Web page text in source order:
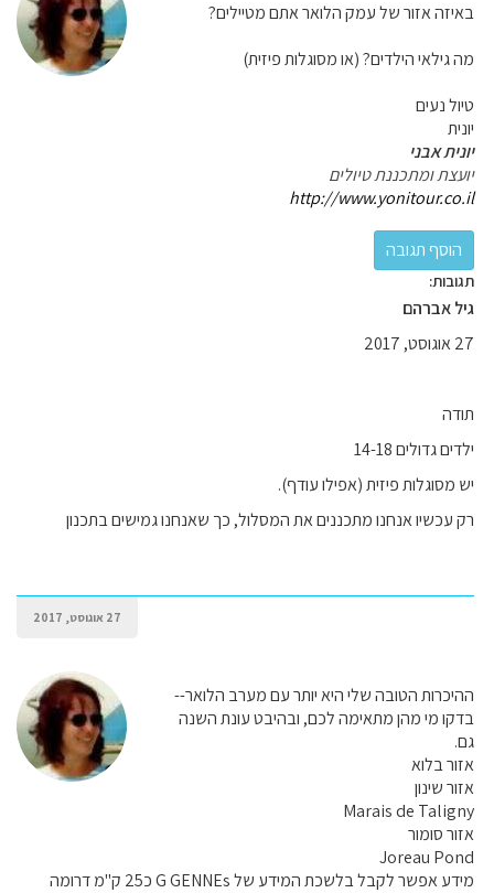
באיזה אזור של עמק הלואר אתם מטיילים?
מה גילאי הילדים? (או מסוגלות פיזית)
טיול נעים
יונית
יונית אבני
יועצת ומתכננת טיולים
http://www.yonitour.co.il
תגובות:
גיל אברהם
27 אוגוסט, 2017
תודה
ילדים גדולים 14-18
יש מסוגלות פיזית (אפילו עודף).
רק עכשיו אנחנו מתכננים את המסלול, כך שאנחנו גמישים בתכנון
27 אוגוסט, 2017
ההיכרות הטובה שלי היא יותר עם מערב הלואר--
בדקו מי מהן מתאימה לכם, ובהיבט עונת השנה
גם.
אזור בלוא
אזור שינון
Marais de Taligny
אזור סומור
Joreau Pond
מידע אפשר לקבל בלשכת המידע של G GENNEs כ25 ק"מ דרומה